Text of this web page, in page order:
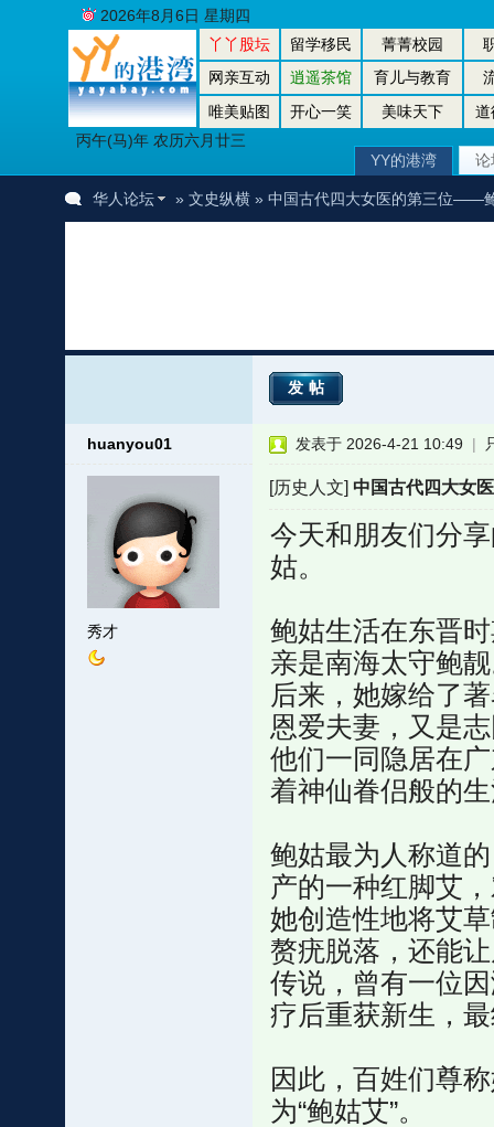
丫丫股坛 留学移民 菁菁校园
网亲互动
逍遥茶馆 育儿与教育
唯美贴图
开心一笑 美味天下
道
丙午(马)年 农历六月廿三
2026年8月6日 星期四
YY的港湾 论
华人论坛 » 文史纵横» 中国古代四大女医的第三位——
发帖
huanyou01
秀才
发表于 2026-4-21 10:49 |
[历史人文]中国古代四大女
今天和朋友们分
姑。
鲍姑生活在东晋
亲是南海太守鲍
后来，她嫁给了
恩爱夫妻，又是
他们一同隐居在
着神仙眷侣般的
鲍姑最为人称道
产的一种红脚艾
她创造性地将艾
赘疣脱落，还能
传说，曾有一位
疗后重获新生，
因此，百姓们尊
为“鲍姑艾”。